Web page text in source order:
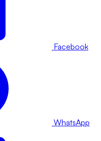
Facebook
WhatsApp